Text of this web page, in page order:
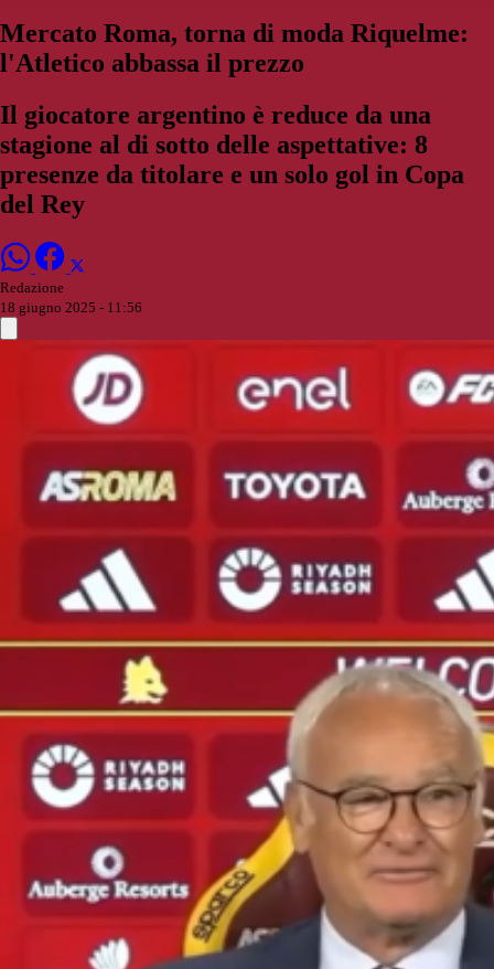
Mercato Roma, torna di moda Riquelme:
l'Atletico abbassa il prezzo
Il giocatore argentino è reduce da una
stagione al di sotto delle aspettative: 8
presenze da titolare e un solo gol in Copa
del Rey
Redazione
18 giugno 2025 - 11:56